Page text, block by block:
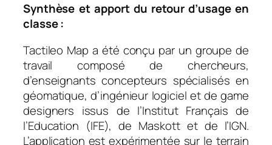
Synthèse et apport du retour d’usage en
classe :
Tactileo Map a été conçu par un groupe de
travail composé de chercheurs,
d’enseignants concepteurs spécialisés en
géomatique, d’ingénieur logiciel et de game
designers issus de l’Institut Français de
l’Education (IFE), de Maskott et de l’IGN.
L’application est expérimentée sur le terrain